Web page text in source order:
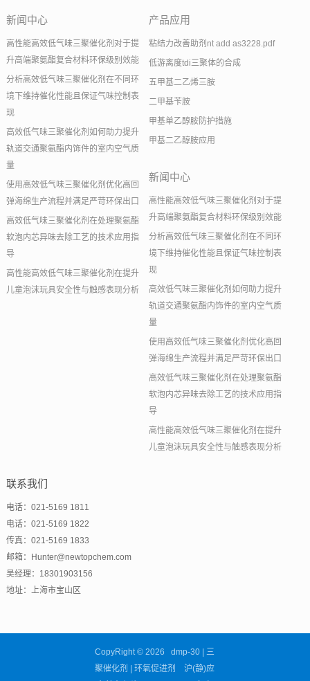
新闻中心
高性能高效低气味三聚催化剂对于提
升高端聚氨酯复合材料环保级别效能
分析高效低气味三聚催化剂在不同环
境下维持催化性能且保证气味控制表
现
高效低气味三聚催化剂如何助力提升
轨道交通聚氨酯内饰件的室内空气质
量
使用高效低气味三聚催化剂优化高回
弹海绵生产流程并满足严苛环保出口
高效低气味三聚催化剂在处理聚氨酯
软泡内芯异味去除工艺的技术应用指
导
高性能高效低气味三聚催化剂在提升
儿童泡沫玩具安全性与触感表现分析
产品应用
粘结力改善助剂nt add as3228.pdf
低游离度tdi三聚体的合成
五甲基二乙烯三胺
二甲基苄胺
甲基单乙醇胺防护措施
甲基二乙醇胺应用
新闻中心
高性能高效低气味三聚催化剂对于提
升高端聚氨酯复合材料环保级别效能
分析高效低气味三聚催化剂在不同环
境下维持催化性能且保证气味控制表
现
高效低气味三聚催化剂如何助力提升
轨道交通聚氨酯内饰件的室内空气质
量
使用高效低气味三聚催化剂优化高回
弹海绵生产流程并满足严苛环保出口
高效低气味三聚催化剂在处理聚氨酯
软泡内芯异味去除工艺的技术应用指
导
高性能高效低气味三聚催化剂在提升
儿童泡沫玩具安全性与触感表现分析
联系我们
电话：021-5169 1811
电话：021-5169 1822
传真：021-5169 1833
邮箱：Hunter@newtopchem.com
吴经理：18301903156
地址：上海市宝山区
CopyRight © 2026 dmp-30 | 三
聚催化剂 | 环氧促进剂 沪(静)应